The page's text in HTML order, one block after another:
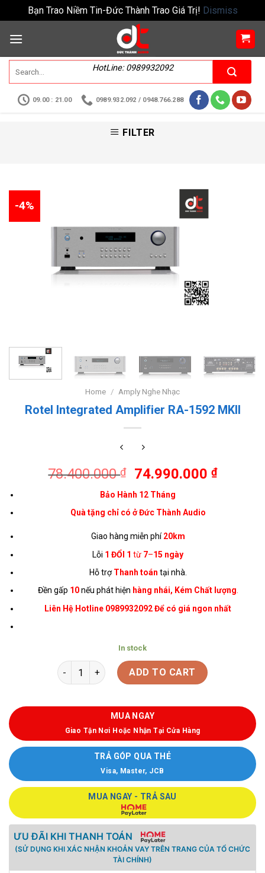
Bạn Trao Niềm Tin-Đức Thành Trao Giá Trị! Dismiss
HotLine: 0989932092
09.00 : 21.00 0989.932.092 / 0948.766.288
FILTER
-4%
Home / Amply Nghe Nhạc
Rotel Integrated Amplifier RA-1592 MKII
78.400.000₫ 74.990.000 ₫
Bảo Hành 12 Tháng
Quà tặng chỉ có ở Đức Thành Audio
Giao hàng miễn phí20km
Lỗi 1 ĐỔI 1 từ 7–15 ngày
Hỗ trợThanh toán tại nhà.
Đền gấp 10 nếu phát hiện hàng nhái, Kém Chất lượng.
Liên Hệ Hotline 0989932092 Để có giá ngon nhất
In stock
ADD TO CART
MUA NGAY
Giao Tận Nơi Hoặc Nhận Tại Cửa Hàng
TRẢ GÓP QUA THẺ
Visa, Master, JCB
MUA NGAY - TRẢ SAU
ƯU ĐÃI KHI THANH TOÁN
(SỬ DỤNG KHI XÁC NHẬN KHOẢN VAY TRÊN TRANG CỦA TỔ CHỨC
TÀI CHÍNH)